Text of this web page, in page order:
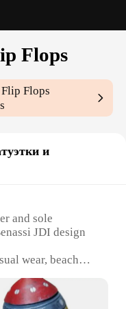
Flops
Flops
и
and sole
JDI design
wear, beach
and
sole